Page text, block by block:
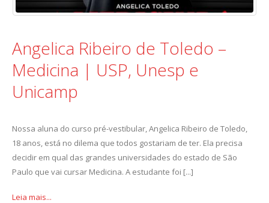
Angelica Ribeiro de Toledo –
Medicina | USP, Unesp e
Unicamp
Nossa aluna do curso pré-vestibular, Angelica Ribeiro de Toledo,
18 anos, está no dilema que todos gostariam de ter. Ela precisa
decidir em qual das grandes universidades do estado de São
Paulo que vai cursar Medicina. A estudante foi [...]
Leia mais...